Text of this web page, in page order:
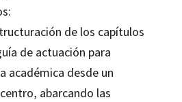
de los capítulos
de actuación para
académica desde un
abarcando las